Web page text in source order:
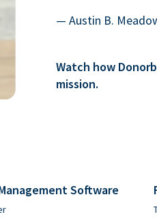
— Austin B.
Watch how
mission.
Software